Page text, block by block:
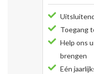
Toegang
Help ons
brengen
Eén